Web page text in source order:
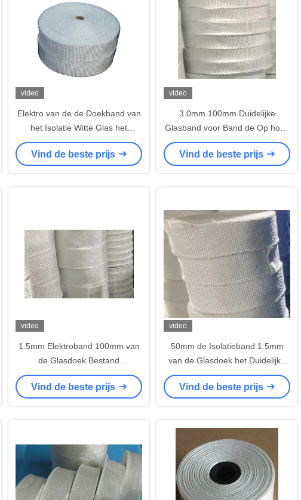
video
Elektro van de de Doekband van
het Isolatie Witte Glas het
Duidelijke Weefsel Thermische
Isolatie
Vind de beste prijs
video
3.0mm 100mm Duidelijke
Glasband voor Band de Op hoge
temperatuur van de Isolatiedoek
Vind de beste prijs
video
1.5mm Elektroband 100mm van
de Glasdoek Bestand
Temperatuur
Vind de beste prijs
video
50mm de Isolatieband 1.5mm
van de Glasdoek het Duidelijke
Weven
Vind de beste prijs